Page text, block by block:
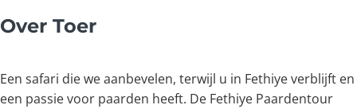
Over Toer
Een safari die we aanbevelen, terwijl u in Fethiye verblijft en
een passie voor paarden heeft. De Fethiye Paardentour